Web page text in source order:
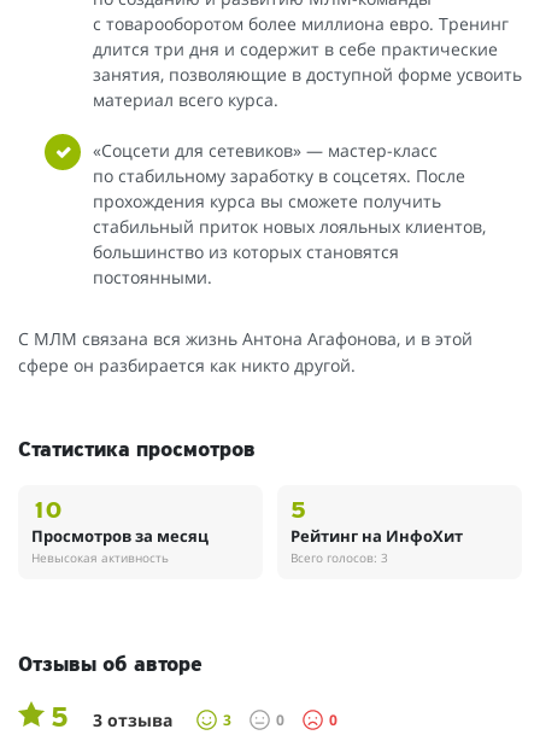
с товарооборотом более миллиона евро. Тренинг
длится три дня и содержит в себе практические
занятия, позволяющие в доступной форме усвоить
материал всего курса.
«Соцсети для сетевиков» — мастер-класс
по стабильному заработку в соцсетях. После
прохождения курса вы сможете получить
стабильный приток новых лояльных клиентов,
большинство из которых становятся
постоянными.
С МЛМ связана вся жизнь Антона Агафонова, и в этой
сфере он разбирается как никто другой.
Статистика просмотров
10
Просмотров за месяц
Невысокая активность
5
Рейтинг на ИнфоХит
Всего голосов: 3
Отзывы об авторе
5 3 отзыва 3 0 0